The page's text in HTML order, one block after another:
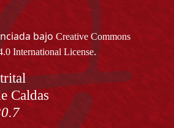
bajo Creative Commons
International License.
Caldas